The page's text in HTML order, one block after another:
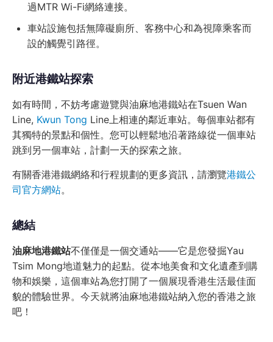
過MTR Wi-Fi網絡連接。
車站設施包括無障礙廁所、客務中心和為視障乘客而
設的觸覺引路徑。
附近港鐵站探索
如有時間，不妨考慮遊覽與油麻地港鐵站在Tsuen Wan
Line, Kwun Tong Line上相連的鄰近車站。每個車站都有
其獨特的景點和個性。您可以輕鬆地沿著路線從一個車站
跳到另一個車站，計劃一天的探索之旅。
有關香港港鐵網絡和行程規劃的更多資訊，請瀏覽港鐵公
司官方網站。
總結
油麻地港鐵站不僅僅是一個交通站——它是您發掘Yau
Tsim Mong地道魅力的起點。從本地美食和文化遺產到購
物和娛樂，這個車站為您打開了一個展現香港生活最佳面
貌的體驗世界。今天就將油麻地港鐵站納入您的香港之旅
吧！